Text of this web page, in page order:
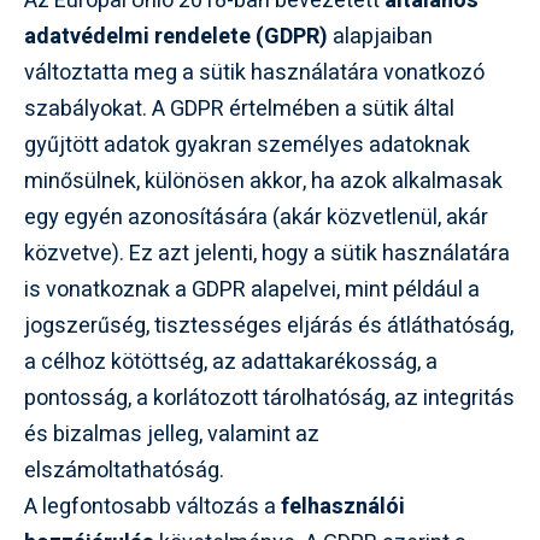
adatvédelmi rendelete (GDPR) alapjaiban
változtatta meg a sütik használatára vonatkozó
szabályokat. A GDPR értelmében a sütik által
gyűjtött adatok gyakran személyes adatoknak
minősülnek, különösen akkor, ha azok alkalmasak
egy egyén azonosítására (akár közvetlenül, akár
közvetve). Ez azt jelenti, hogy a sütik használatára
is vonatkoznak a GDPR alapelvei, mint például a
jogszerűség, tisztességes eljárás és átláthatóság,
a célhoz kötöttség, az adattakarékosság, a
pontosság, a korlátozott tárolhatóság, az integritás
és bizalmas jelleg, valamint az
elszámoltathatóság.
A legfontosabb változás afelhasználói